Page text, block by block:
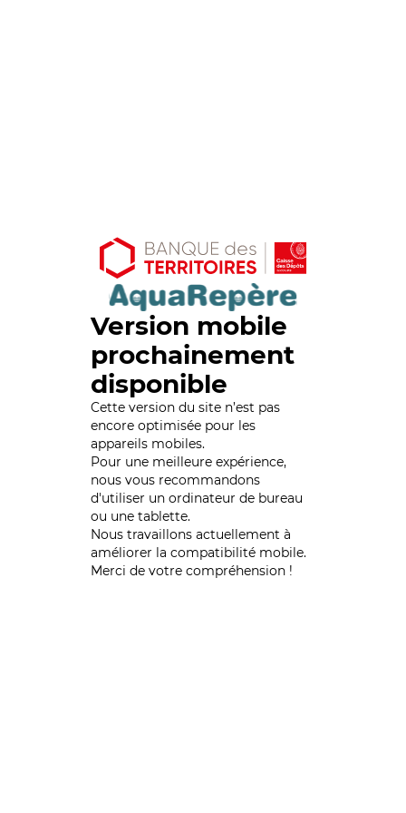
Version mobile
prochainement
disponible
Cette version du site n’est pas
encore optimisée pour les
appareils mobiles.
Pour une meilleure expérience,
nous vous recommandons
d'utiliser un ordinateur de bureau
ou une tablette.
Nous travaillons actuellement à
améliorer la compatibilité mobile.
Merci de votre compréhension !